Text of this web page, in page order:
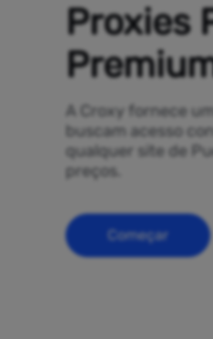
Proxies
A Croxy fornece
buscam acesso
qualquer site de
preços.
Começar